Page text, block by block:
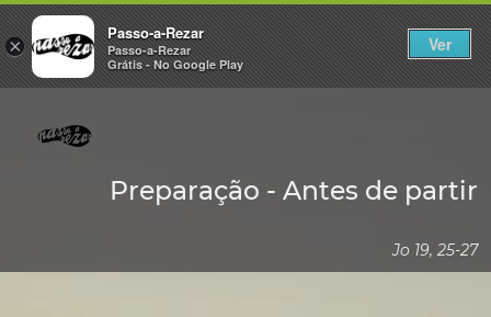
×
Passo-a-Rezar
Passo-a-Rezar
Grátis - No Google Play
Ver
Preparação - Antes de partir
Jo 19, 25-27